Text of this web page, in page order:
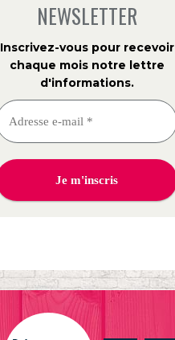
NEWSLETTER
Inscrivez-vous pour recevoir
chaque mois notre lettre
d'informations.